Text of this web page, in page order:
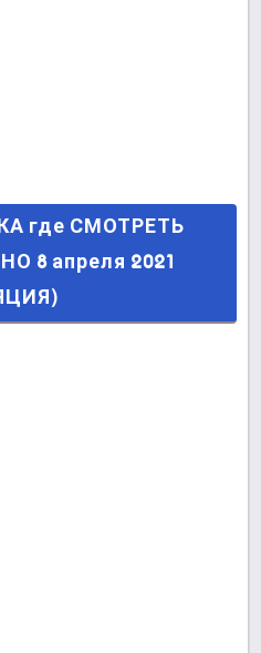
где СМОТРЕТЬ ОНЛАЙН
2021 (ПРЯМАЯ
где СМОТРЕТЬ
8 апреля 2021